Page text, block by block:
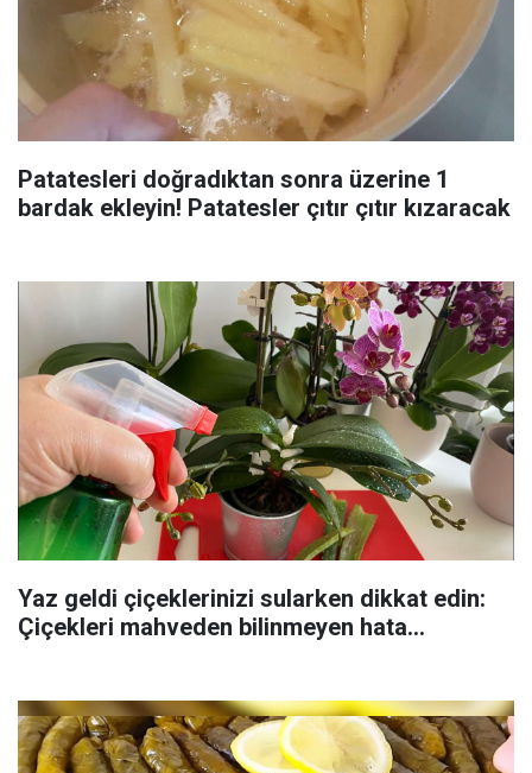
Patatesleri doğradıktan sonra üzerine 1
bardak ekleyin! Patatesler çıtır çıtır kızaracak
Yaz geldi çiçeklerinizi sularken dikkat edin:
Çiçekleri mahveden bilinmeyen hata...